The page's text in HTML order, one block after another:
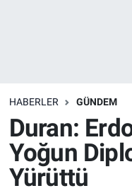
HABERLER GÜNDEM
Duran:
Yoğun
Yürüttü
Köşe Yazarları
Kültür Sanat
Manşet